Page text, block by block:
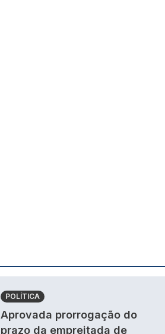
POLÍTICA
Aprovada prorrogação do
prazo da empreitada de